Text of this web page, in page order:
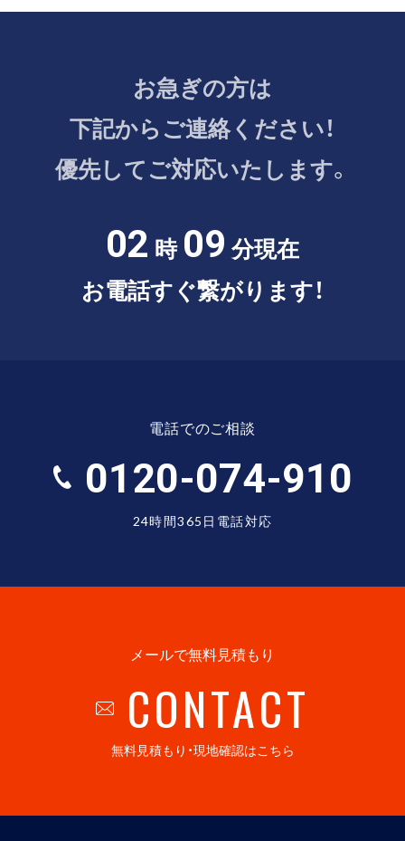
お急ぎの方は
下記からご連絡ください！
優先してご対応いたします。
02 時09 分現在
お電話すぐ繋がります！
電話でのご相談
0120-074-910
24時間365日電話対応
メールで無料見積もり
CONTACT
無料見積もり・現地確認はこちら